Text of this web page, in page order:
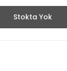
Stokta Yok